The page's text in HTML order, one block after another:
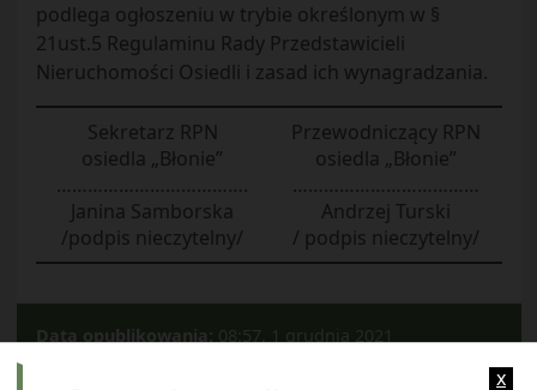
podlega ogłoszeniu w trybie określonym w §
21ust.5 Regulaminu Rady Przedstawicieli
Nieruchomości Osiedli i zasad ich wynagradzania.
Sekretarz RPN
osiedla „Błonie”
……………………………….
Janina Samborska
/podpis nieczytelny/
Przewodniczący RPN
osiedla „Błonie”
………………………………
Andrzej Turski
/ podpis nieczytelny/
Data opublikowania: 08:57, 1 grudnia 2021
x